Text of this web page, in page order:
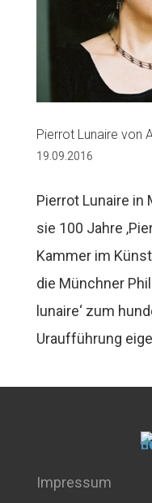
Pierrot Lunaire von
19.09.2016
Pierrot Lunaire in
sie 100 Jahre
Kammer im
die Münchner
lunaire‘ zum
Uraufführung
Impressum